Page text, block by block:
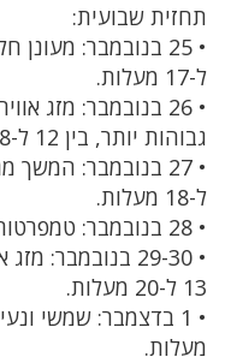
תחזית שבועית:
ל-17 מעלות.
• 26 בנובמבר: מזג
גבוהות יותר, בין 12 ל-18 מעלות.
ל-18 מעלות.
• 28 בנובמבר: טמפרטורות קבועות סביב 12 ל-20 מעלות.
• 29-30
13 ל-20 מעלות.
מעלות.